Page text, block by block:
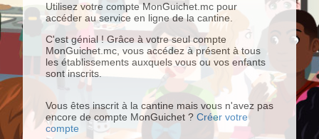
Utilisez votre compte MonGuichet.mc pour
accéder au service en ligne de la cantine.
C'est génial ! Grâce à votre seul compte
MonGuichet.mc, vous accédez à présent à tous
les établissements auxquels vous ou vos enfants
sont inscrits.
Vous êtes inscrit à la cantine mais vous n'avez pas
encore de compte MonGuichet ? Créer votre
compte